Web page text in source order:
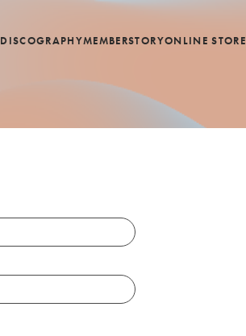
DISCOGRAPHYMEMBERSTORYONLINE STORE